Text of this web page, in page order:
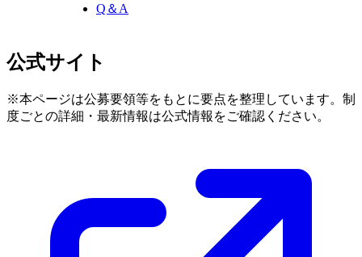
Q＆A
公式サイト
※本ページは公募要領等をもとに要点を整理しています。制
度ごとの詳細・最新情報は公式情報をご確認ください。